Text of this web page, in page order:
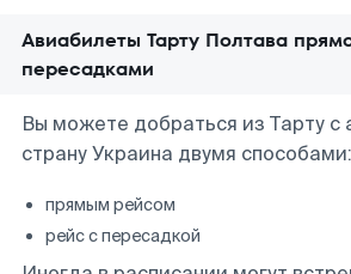
Авиабилеты Тарту Полтава
пересадками
Вы можете добраться из Тарту с
страну Украина двумя способами:
прямым рейсом
рейс с пересадкой